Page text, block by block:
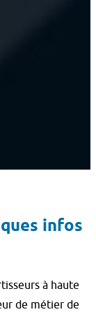
infos
à haute
de métier de